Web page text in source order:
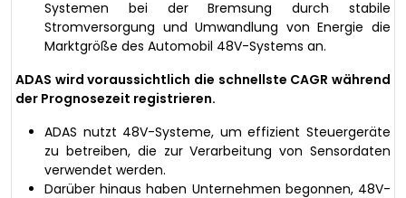
Systemen bei der Bremsung durch stabile
Stromversorgung und Umwandlung von Energie die
Marktgröße des Automobil 48V-Systems an.
ADAS wird voraussichtlich die schnellste CAGR während
der Prognosezeit registrieren.
ADAS nutzt 48V-Systeme, um effizient Steuergeräte
zu betreiben, die zur Verarbeitung von Sensordaten
verwendet werden.
Darüber hinaus haben Unternehmen begonnen, 48V-